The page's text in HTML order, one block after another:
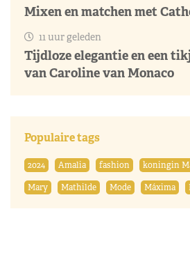
Mixen en matchen met
11 uur geleden
Tijdloze elegantie en een
van Caroline van Monaco
Populaire tags
2024 Amalia fashion koningin
Mary
Mathilde Mode Máxima